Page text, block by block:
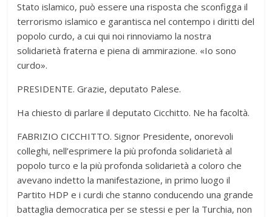
Stato islamico, può essere una risposta che sconfigga il
terrorismo islamico e garantisca nel contempo i diritti del
popolo curdo, a cui qui noi rinnoviamo la nostra
solidarietà fraterna e piena di ammirazione. «Io sono
curdo».
PRESIDENTE. Grazie, deputato Palese.
Ha chiesto di parlare il deputato Cicchitto. Ne ha facoltà.
FABRIZIO CICCHITTO. Signor Presidente, onorevoli
colleghi, nell’esprimere la più profonda solidarietà al
popolo turco e la più profonda solidarietà a coloro che
avevano indetto la manifestazione, in primo luogo il
Partito HDP e i curdi che stanno conducendo una grande
battaglia democratica per se stessi e per la Turchia, non